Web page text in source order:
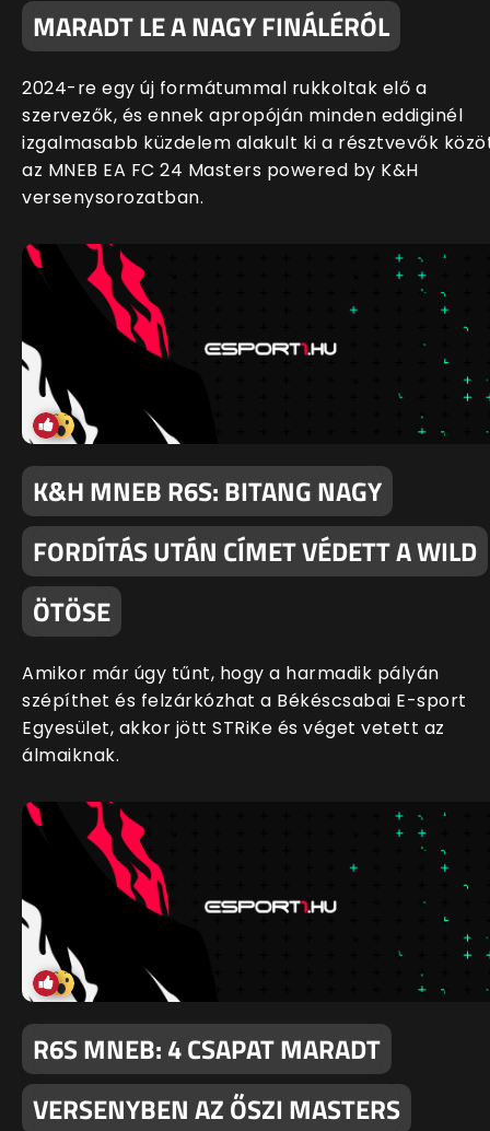
MARADT LE A NAGY FINÁLÉRÓL
2024-re egy új formátummal rukkoltak elő a
szervezők, és ennek apropóján minden eddiginél
izgalmasabb küzdelem alakult ki a résztvevők
az MNEB EA FC 24 Masters powered by K&H
versenysorozatban.
K&H MNEB R6S: BITANG NAGY
FORDÍTÁS UTÁN CÍMET VÉDETT A WILD
ÖTÖSE
Amikor már úgy tűnt, hogy a harmadik pályán
szépíthet és felzárkózhat a Békéscsabai E-sport
Egyesület, akkor jött STRiKe és véget vetett az
álmaiknak.
R6S MNEB: 4 CSAPAT MARADT
VERSENYBEN AZ ŐSZI MASTERS